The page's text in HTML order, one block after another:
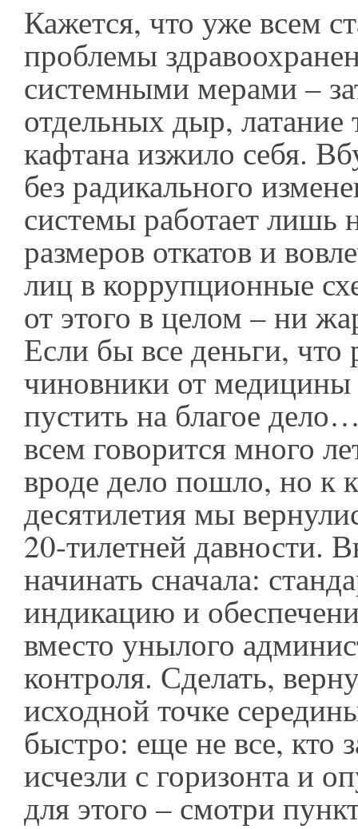
Кажется, что уже всем
проблемы
системными мерами –
отдельных дыр,
кафтана изжило себя.
без радикального
системы работает лишь
размеров откатов и
лиц в коррупционные
от этого в целом – ни
Если бы все деньги, что
чиновники от
пустить на благое
всем говорится много
вроде дело пошло, но к
десятилетия мы
20-тилетней давности.
начинать сначала:
индикацию и
вместо унылого
контроля. Сделать,
исходной точке
быстро: еще не все, кто
исчезли с горизонта и
для этого – смотри